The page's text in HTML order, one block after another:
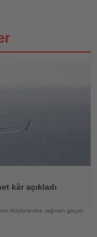
kâr açıkladı
büyümesine rağmen geçen